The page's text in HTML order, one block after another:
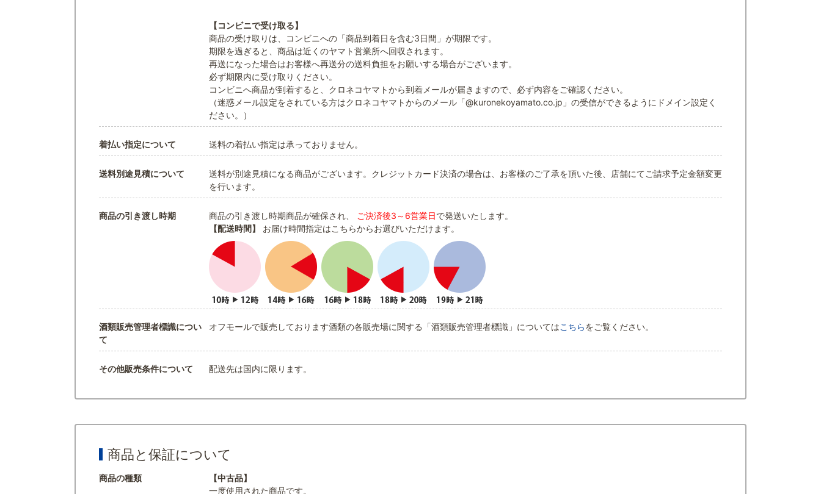
【コンビニで受け取る】
商品の受け取りは、コンビニへの「商品到着日を含む3日間」が期限です。
期限を過ぎると、商品は近くのヤマト営業所へ回収されます。
再送になった場合はお客様へ再送分の送料負担をお願いする場合がございます。
必ず期限内に受け取りください。
コンビニへ商品が到着すると、クロネコヤマトから到着メールが届きますので、必ず内容をご確認ください。
（迷惑メール設定をされている方はクロネコヤマトからのメール「@kuronekoyamato.co.jp」の受信ができるようにドメイン設定く
ださい。）
着払い指定について 送料の着払い指定は承っておりません。
送料別途見積について
送料が別途見積になる商品がございます。クレジットカード決済の場合は、お客様のご了承を頂いた後、店舗にてご請求予定金額変更
を行います。
商品の引き渡し時期 商品の引き渡し時期商品が確保され、 ご決済後3～6営業日で発送いたします。
【配送時間】
お届け時間指定はこちらからお選びいただけます。
酒類販売管理者標識につい
て
オフモールで販売しております酒類の各販売場に関する「酒類販売管理者標識」についてはこちらをご覧ください。
その他販売条件について 配送先は国内に限ります。
商品と保証について
商品の種類
【中古品】
一度使用された商品です。